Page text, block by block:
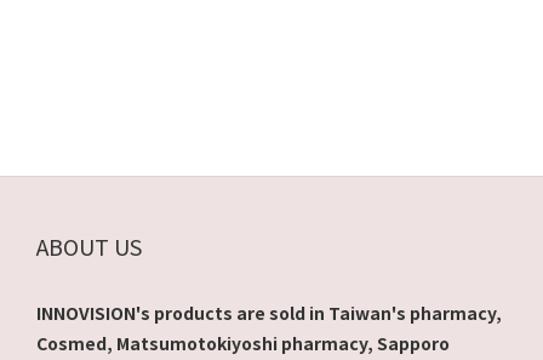
ABOUT US
INNOVISION's products are sold in Taiwan's pharmacy,
Cosmed, Matsumotokiyoshi pharmacy, Sapporo